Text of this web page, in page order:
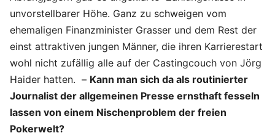
unvorstellbarer Höhe. Ganz zu schweigen vom
ehemaligen Finanzminister Grasser und dem Rest der
einst attraktiven jungen Männer, die ihren Karrierestart
wohl nicht zufällig alle auf der Castingcouch von Jörg
Haider hatten. – Kann man sich da als routinierter
Journalist der allgemeinen Presse ernsthaft fesseln
lassen von einem Nischenproblem der freien
Pokerwelt?